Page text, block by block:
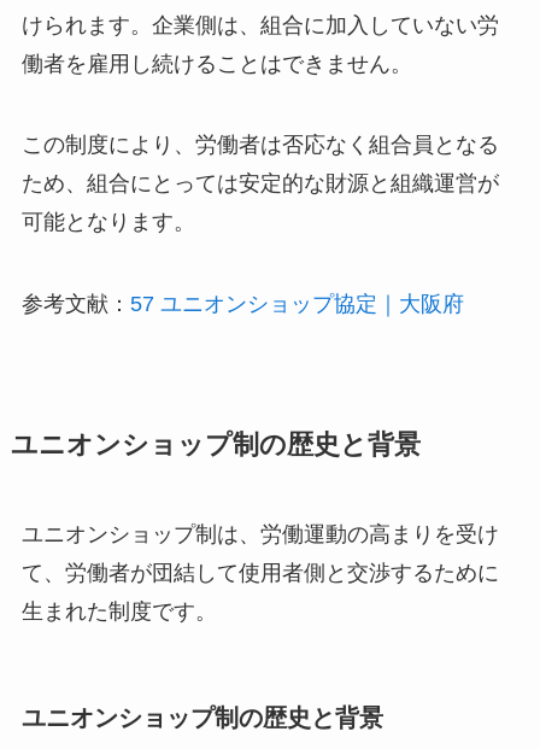
けられます。企業側は、組合に加入していない労
働者を雇用し続けることはできません。
この制度により、労働者は否応なく組合員となる
ため、組合にとっては安定的な財源と組織運営が
可能となります。
参考文献： 57 ユニオンショップ協定｜大阪府
ユニオンショップ制の歴史と背景
ユニオンショップ制は、労働運動の高まりを受け
て、労働者が団結して使用者側と交渉するために
生まれた制度です。
ユニオンショップ制の歴史と背景